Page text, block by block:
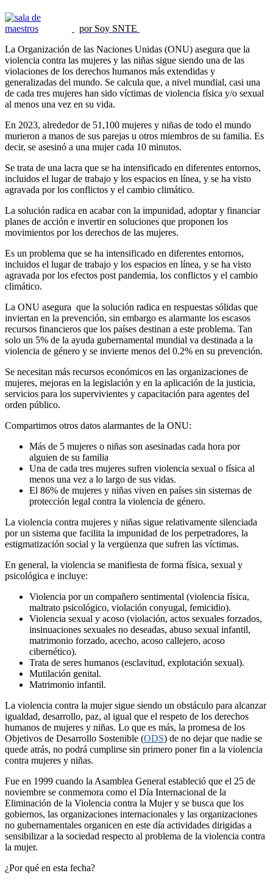
por Soy SNTE
La Organización de las Naciones Unidas (ONU) asegura que la
violencia contra las mujeres y las niñas sigue siendo una de las
violaciones de los derechos humanos más extendidas y
generalizadas del mundo. Se calcula que, a nivel mundial, casi una
de cada tres mujeres han sido víctimas de violencia física y/o sexual
al menos una vez en su vida.
En 2023, alrededor de 51,100 mujeres y niñas de todo el mundo
murieron a manos de sus parejas u otros miembros de su familia. Es
decir, se asesinó a una mujer cada 10 minutos.
Se trata de una lacra que se ha intensificado en diferentes entornos,
incluidos el lugar de trabajo y los espacios en línea, y se ha visto
agravada por los conflictos y el cambio climático.
La solución radica en acabar con la impunidad, adoptar y financiar
planes de acción e invertir en soluciones que proponen los
movimientos por los derechos de las mujeres.
Es un problema que se ha intensificado en diferentes entornos,
incluidos el lugar de trabajo y los espacios en línea, y se ha visto
agravada por los efectos post pandemia, los conflictos y el cambio
climático.
La ONU asegura que la solución radica en respuestas sólidas que
inviertan en la prevención, sin embargo es alarmante los escasos
recursos financieros que los países destinan a este problema. Tan
solo un 5% de la ayuda gubernamental mundial va destinada a la
violencia de género y se invierte menos del 0.2% en su prevención.
Se necesitan más recursos económicos en las organizaciones de
mujeres, mejoras en la legislación y en la aplicación de la justicia,
servicios para los supervivientes y capacitación para agentes del
orden público.
Compartimos otros datos alarmantes de la ONU:
Más de 5 mujeres o niñas son asesinadas cada hora por
alguien de su familia
Una de cada tres mujeres sufren violencia sexual o física al
menos una vez a lo largo de sus vidas.
El 86% de mujeres y niñas viven en países sin sistemas de
protección legal contra la violencia de género.
La violencia contra mujeres y niñas sigue relativamente silenciada
por un sistema que facilita la impunidad de los perpetradores, la
estigmatización social y la vergüenza que sufren las víctimas.
En general, la violencia se manifiesta de forma física, sexual y
psicológica e incluye:
Violencia por un compañero sentimental (violencia física,
maltrato psicológico, violación conyugal, femicidio).
Violencia sexual y acoso (violación, actos sexuales forzados,
insinuaciones sexuales no deseadas, abuso sexual infantil,
matrimonio forzado, acecho, acoso callejero, acoso
cibernético).
Trata de seres humanos (esclavitud, explotación sexual).
Mutilación genital.
Matrimonio infantil.
La violencia contra la mujer sigue siendo un obstáculo para alcanzar
igualdad, desarrollo, paz, al igual que el respeto de los derechos
humanos de mujeres y niñas. Lo que es más, la promesa de los
Objetivos de Desarrollo Sostenible (ODS) de no dejar que nadie se
quede atrás, no podrá cumplirse sin primero poner fin a la violencia
contra mujeres y niñas.
Fue en 1999 cuando la Asamblea General estableció que el 25 de
noviembre se conmemora como el Día Internacional de la
Eliminación de la Violencia contra la Mujer y se busca que los
gobiernos, las organizaciones internacionales y las organizaciones
no gubernamentales organicen en este día actividades dirigidas a
sensibilizar a la sociedad respecto al problema de la violencia contra
la mujer.
¿Por qué en esta fecha?